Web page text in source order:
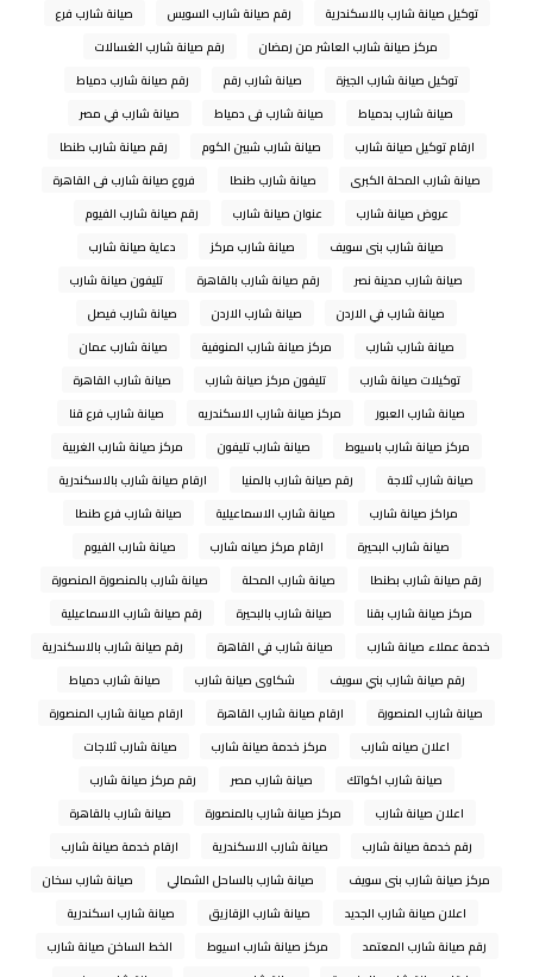
توكيل صيانة شارب بالاسكندرية
رقم صيانة شارب السويس
صيانة شارب فرع
مركز صيانة شارب العاشر من رمضان
رقم صيانة شارب الغسالات
توكيل صيانة شارب الجيزة
صيانة شارب رقم
رقم صيانة شارب دمياط
صيانة شارب بدمياط
صيانة شارب فى دمياط
صيانة شارب في مصر
ارقام توكيل صيانة شارب
صيانة شارب شبين الكوم
رقم صيانة شارب طنطا
صيانة شارب المحلة الكبرى
صيانة شارب طنطا
فروع صيانة شارب فى القاهرة
عروض صيانة شارب
عنوان صيانة شارب
رقم صيانة شارب الفيوم
صيانة شارب بنى سويف
صيانة شارب مركز
دعاية صيانة شارب
صيانة شارب مدينة نصر
رقم صيانة شارب بالقاهرة
تليفون صيانة شارب
صيانة شارب في الاردن
صيانة شارب الاردن
صيانة شارب فيصل
صيانة شارب شارب
مركز صيانة شارب المنوفية
صيانة شارب عمان
توكيلات صيانة شارب
تليفون مركز صيانة شارب
صيانة شارب القاهرة
صيانة شارب العبور
مركز صيانة شارب الاسكندريه
صيانة شارب فرع قنا
مركز صيانة شارب باسيوط
صيانة شارب تليفون
مركز صيانة شارب الغربية
صيانة شارب ثلاجة
رقم صيانة شارب بالمنيا
ارقام صيانة شارب بالاسكندرية
مراكز صيانة شارب
صيانة شارب الاسماعيلية
صيانة شارب فرع طنطا
صيانة شارب البحيرة
ارقام مركز صيانه شارب
صيانة شارب الفيوم
رقم صيانة شارب بطنطا
صيانة شارب المحلة
صيانة شارب بالمنصورة المنصورة
مركز صيانة شارب بقنا
صيانة شارب بالبحيرة
رقم صيانة شارب الاسماعيلية
خدمة عملاء صيانة شارب
صيانة شارب في القاهرة
رقم صيانة شارب بالاسكندرية
رقم صيانة شارب بني سويف
شكاوى صيانة شارب
صيانة شارب دمياط
صيانة شارب المنصورة
ارقام صيانة شارب القاهرة
ارقام صيانة شارب المنصورة
اعلان صيانه شارب
مركز خدمة صيانة شارب
صيانة شارب ثلاجات
صيانة شارب اكواتك
صيانة شارب مصر
رقم مركز صيانة شارب
اعلان صيانة شارب
مركز صيانة شارب بالمنصورة
صيانة شارب بالقاهرة
رقم خدمة صيانة شارب
صيانة شارب الاسكندرية
ارقام خدمة صيانة شارب
مركز صيانة شارب بنى سويف
صيانة شارب بالساحل الشمالي
صيانة شارب سخان
اعلان صيانة شارب الجديد
صيانة شارب الزقازيق
صيانة شارب اسكندرية
رقم صيانة شارب المعتمد
مركز صيانة شارب اسيوط
الخط الساخن صيانة شارب